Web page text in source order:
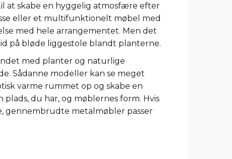
at skabe en hyggelig atmosfære efter
eller et multifunktionelt møbel med
med hele arrangementet. Men det
på bløde liggestole blandt planterne.
med planter og naturlige
Sådanne modeller kan se meget
varme rummet op og skabe en
du har, og møblernes form. Hvis
gennembrudte metalmøbler passer